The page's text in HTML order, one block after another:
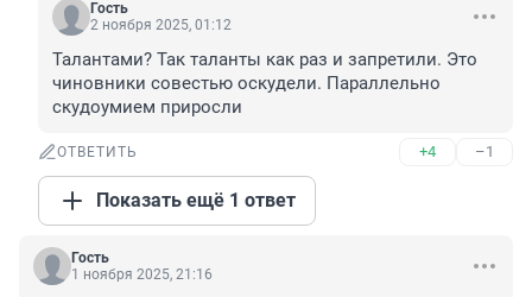
Гость
2 ноября 2025, 01:12
Талантами? Так таланты как раз и запретили. Это
чиновники совестью оскудели. Параллельно
скудоумием приросли
ОТВЕТИТЬ +4 –1
Показать ещё 1 ответ
Гость
1 ноября 2025, 21:16